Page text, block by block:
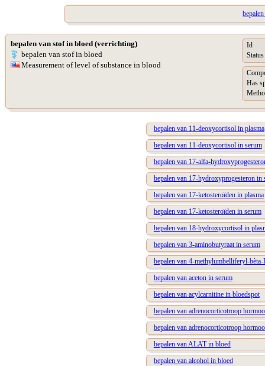
bepalen van stof in bloed (verrichting)
bepalen van stof in bloed
Measurement of level of substance in blood
Id
Status
Has
bepalen van 11-deoxycortisol in plasma
bepalen van 11-deoxycortisol in serum
bepalen van 17-alfa-
bepalen van 17-hydroxyprogesteron in
bepalen van 17-ketosteroïden in plasma
bepalen van 17-ketosteroïden in serum
bepalen van 18-hydroxycortisol in
bepalen van 3-aminobutyraat in serum
bepalen van 4-methylumbelliferyl-
bepalen van aceton in serum
bepalen van acylcarnitine in bloedspot
bepalen van adrenocorticotroop
bepalen van adrenocorticotroop
bepalen van ALAT in bloed
bepalen van alcohol in bloed